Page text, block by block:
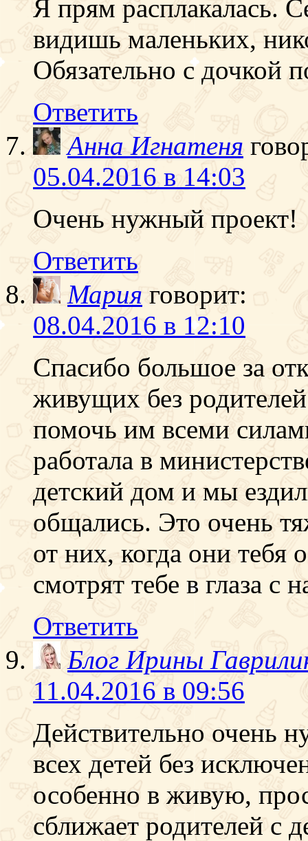
Я прям расплакалась.
видишь маленьких,
Обязательно с дочкой
Ответить
Анна Игнатеня
05.04.2016 в 14:03
Очень нужный проект!
Ответить
Мария говорит:
08.04.2016 в 12:10
Спасибо большое за
живущих без родителей
помочь им всеми
работала в
детский дом и мы
общались. Это очень
от них, когда они тебя
смотрят тебе в глаза с
Ответить
Блог Ирины
11.04.2016 в 09:56
Действительно очень
всех детей без
особенно в живую,
сближает родителей с